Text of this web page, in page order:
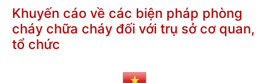
Khuyến cáo về các biện pháp phòng
cháy chữa cháy đối với trụ sở cơ quan,
tổ chức